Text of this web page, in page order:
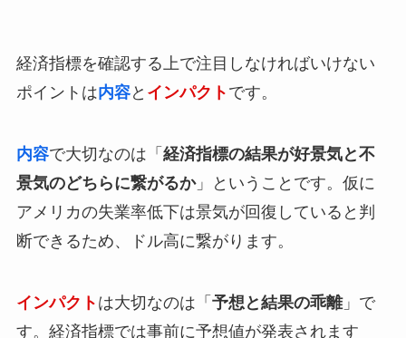
経済指標を確認する上で注目しなければいけない
ポイントは内容と インパクト です。
内容で大切なのは「 経済指標の結果が好景気と不
景気のどちらに繋がるか」ということです。仮に
アメリカの失業率低下は景気が回復していると判
断できるため、ドル高に繋がります。
インパクト は大切なのは「 予想と結果の乖離」で
す。経済指標では事前に予想値が発表されます